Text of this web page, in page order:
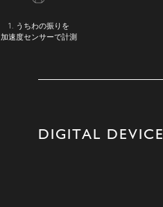
1. うちわの振りを
加速度センサーで計測
DIGITAL DEVICE